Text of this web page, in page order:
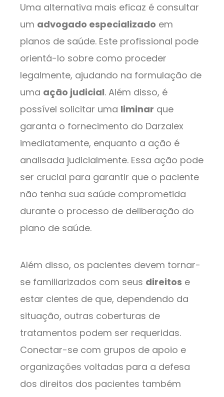
Uma alternativa mais eficaz é consultar
um advogado especializado em
planos de saúde. Este profissional pode
orientá-lo sobre como proceder
legalmente, ajudando na formulação de
uma ação judicial. Além disso, é
possível solicitar uma liminar que
garanta o fornecimento do Darzalex
imediatamente, enquanto a ação é
analisada judicialmente. Essa ação pode
ser crucial para garantir que o paciente
não tenha sua saúde comprometida
durante o processo de deliberação do
plano de saúde.
Além disso, os pacientes devem tornar-
se familiarizados com seus direitos e
estar cientes de que, dependendo da
situação, outras coberturas de
tratamentos podem ser requeridas.
Conectar-se com grupos de apoio e
organizações voltadas para a defesa
dos direitos dos pacientes também